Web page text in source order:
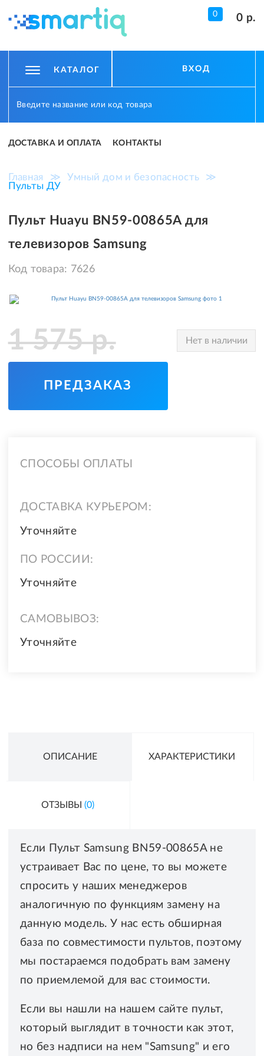
0 0 р.
КАТАЛОГ ВХОД
ДОСТАВКА И ОПЛАТА КОНТАКТЫ
Главная ≫ Умный дом и безопасность
≫
Пульты ДУ
Пульт Huayu BN59-00865A для
телевизоров Samsung
Код товара: 7626
1 575р. Нет в наличии
ПРЕДЗАКАЗ
СПОСОБЫ ОПЛАТЫ
ДОСТАВКА КУРЬЕРОМ:
Уточняйте
ПО РОССИИ:
Уточняйте
САМОВЫВОЗ:
Уточняйте
ОПИСАНИЕ ХАРАКТЕРИСТИКИ
ОТЗЫВЫ (0)
Если Пульт Samsung BN59-00865A не
устраивает Вас по цене, то вы можете
спросить у наших менеджеров
аналогичную по функциям замену на
данную модель. У нас есть обширная
база по совместимости пультов, поэтому
мы постараемся подобрать вам замену
по приемлемой для вас стоимости.
Если вы нашли на нашем сайте пульт,
который выглядит в точности как этот,
но без надписи на нем "Samsung" и его